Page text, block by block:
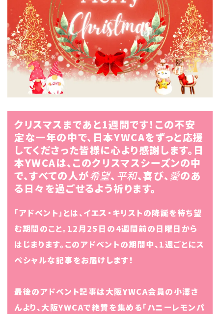
クリスマスまであと1週間です！この不安
定な一年の中で、日本YWCAをずっと応援
してくださった皆様に心より感謝します。日
本YWCAは、このクリスマスシーズンの中
で、すべての人が希望、 平和、喜び、 愛のあ
る日々を過ごせるよう祈ります。
「アドベント」とは、イエス・キリストの降誕を待ち望
む期間のこと。12月25日の4週間前の日曜日から
はじまります。このアドベントの期間中、1週ごとにス
ペシャルな記事をお届けします！
最後のアドベント記事は大阪YWCA会員の小澤さ
んより、大阪YWCAで絶賛を集める「ハニーレモンパ